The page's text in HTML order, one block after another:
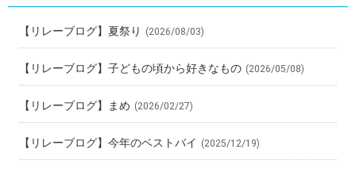
【リレーブログ】夏祭り (2026/08/03)
【リレーブログ】子どもの頃から好きなもの (2026/05/08)
【リレーブログ】まめ (2026/02/27)
【リレーブログ】今年のベストバイ (2025/12/19)